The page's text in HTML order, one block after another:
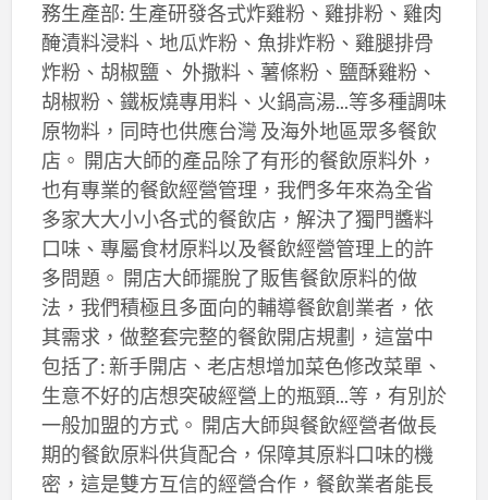
務生產部: 生產研發各式炸雞粉、雞排粉、雞肉
醃漬料浸料、地瓜炸粉、魚排炸粉、雞腿排骨
炸粉、胡椒鹽、 外撒料、薯條粉、鹽酥雞粉、
胡椒粉、鐵板燒專用料、火鍋高湯...等多種調味
原物料，同時也供應台灣 及海外地區眾多餐飲
店。 開店大師的產品除了有形的餐飲原料外，
也有專業的餐飲經營管理，我們多年來為全省
多家大大小小各式的餐飲店，解決了獨門醬料
口味、專屬食材原料以及餐飲經營管理上的許
多問題。 開店大師擺脫了販售餐飲原料的做
法，我們積極且多面向的輔導餐飲創業者，依
其需求，做整套完整的餐飲開店規劃，這當中
包括了: 新手開店、老店想增加菜色修改菜單、
生意不好的店想突破經營上的瓶頸...等，有別於
一般加盟的方式。 開店大師與餐飲經營者做長
期的餐飲原料供貨配合，保障其原料口味的機
密，這是雙方互信的經營合作，餐飲業者能長